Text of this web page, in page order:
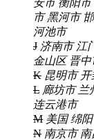
安市 衡阳市
市 黑河市
河池市
J 济南市 江
金山区 晋中
K 昆明市
L 廊坊市 兰
连云港市
M 美国 绵
N 南京市 南